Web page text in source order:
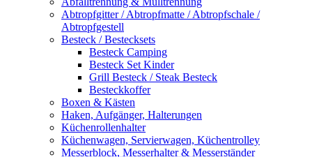
Abtropfgitter / Abtropfmatte / Abtropfschale /
Abtropfgestell
Besteck / Bestecksets
Besteck Camping
Besteck Set Kinder
Grill Besteck / Steak Besteck
Besteckkoffer
Boxen & Kästen
Haken, Aufgänger, Halterungen
Küchenrollenhalter
Küchenwagen, Servierwagen, Küchentrolley
Messerblock, Messerhalter & Messerständer